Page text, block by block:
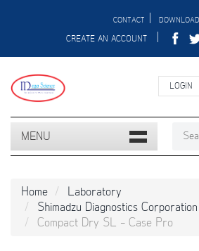
CONTACT DOWNLOAD
CREATE AN ACCOUNT
LOGIN
MENU
Home
Laboratory
Shimadzu Diagnostics Corporation
Compact Dry SL - Case Pro